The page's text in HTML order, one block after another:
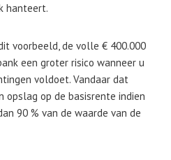
hanteert.
voorbeeld, de volle € 400.000
een groter risico wanneer u
voldoet. Vandaar dat
opslag op de basisrente indien
90 % van de waarde van de